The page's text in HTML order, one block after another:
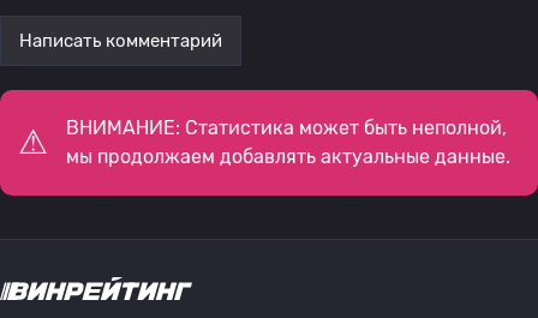
Написать комментарий
ВНИМАНИЕ: Статистика может быть неполной,
мы продолжаем добавлять актуальные данные.